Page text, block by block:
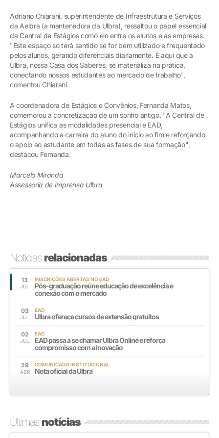
Adriano Chiarani, superintendente de Infraestrutura e Serviços
da Aelbra (a mantenedora da Ulbra), ressaltou o papel essencial
da Central de Estágios como elo entre os alunos e as empresas.
"Este espaço só terá sentido se for bem utilizado e frequentado
pelos alunos, gerando diferenciais diariamente. É aqui que a
Ulbra, nossa Casa dos Saberes, se materializa na prática,
conectando nossos estudantes ao mercado de trabalho",
comentou Chiarani.
A coordenadora de Estágios e Convênios, Fernanda Matos,
comemorou a concretização de um sonho antigo. "A Central de
Estágios unifica as modalidades presencial e EAD,
acompanhando a carreira do aluno do início ao fim e reforçando
o apoio ao estudante em todas as fases de sua formação",
destacou Fernanda.
Marcelo Miranda
Assessoria de Imprensa Ulbra
Notíciasrelacionadas
13
JUL
INSCRIÇÕES ABERTAS NO EAD
Pós-graduação reúne educação de excelência e
conexão com o mercado
03
JUL
EAD
Ulbra oferece cursos de extensão gratuitos
02
JUL
EAD
EAD passa a se chamar Ulbra Online e reforça
compromisso com a inovação
29
ABR
COMUNICADO INSTITUCIONAL
Nota oficial da Ulbra
Últimasnotícias